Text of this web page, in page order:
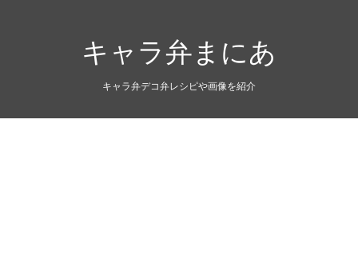
キャラ弁まにあ
キャラ弁デコ弁レシピや画像を紹介